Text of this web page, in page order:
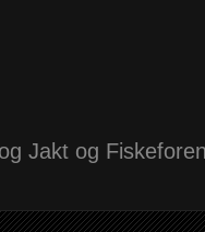
Jakt og